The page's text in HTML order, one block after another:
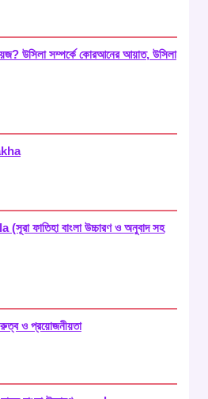
উসিলা সম্পর্কে কোরআনের আয়াত, উসিলা
ফাতিহা বাংলা উচ্চারণ ও অনুবাদ সহ
ও প্রয়োজনীয়তা